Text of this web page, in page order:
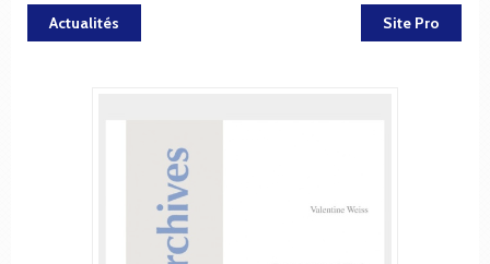
Actualités Site Pro